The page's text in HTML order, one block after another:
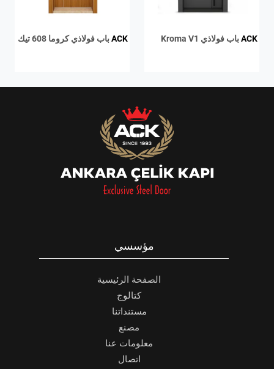
ACK
ACK
مؤسسي
الصفحة الرئيسية
كتالوج
مستنداتنا
مصنع
معلومات عنا
اتصال